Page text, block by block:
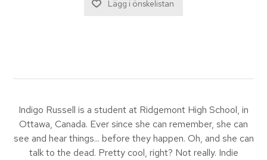
Indigo Russell is a student at Ridgemont High School, in
Ottawa, Canada. Ever since she can remember, she can
see and hear things... before they happen. Oh, and she can
talk to the dead. Pretty cool, right? Not really. Indie